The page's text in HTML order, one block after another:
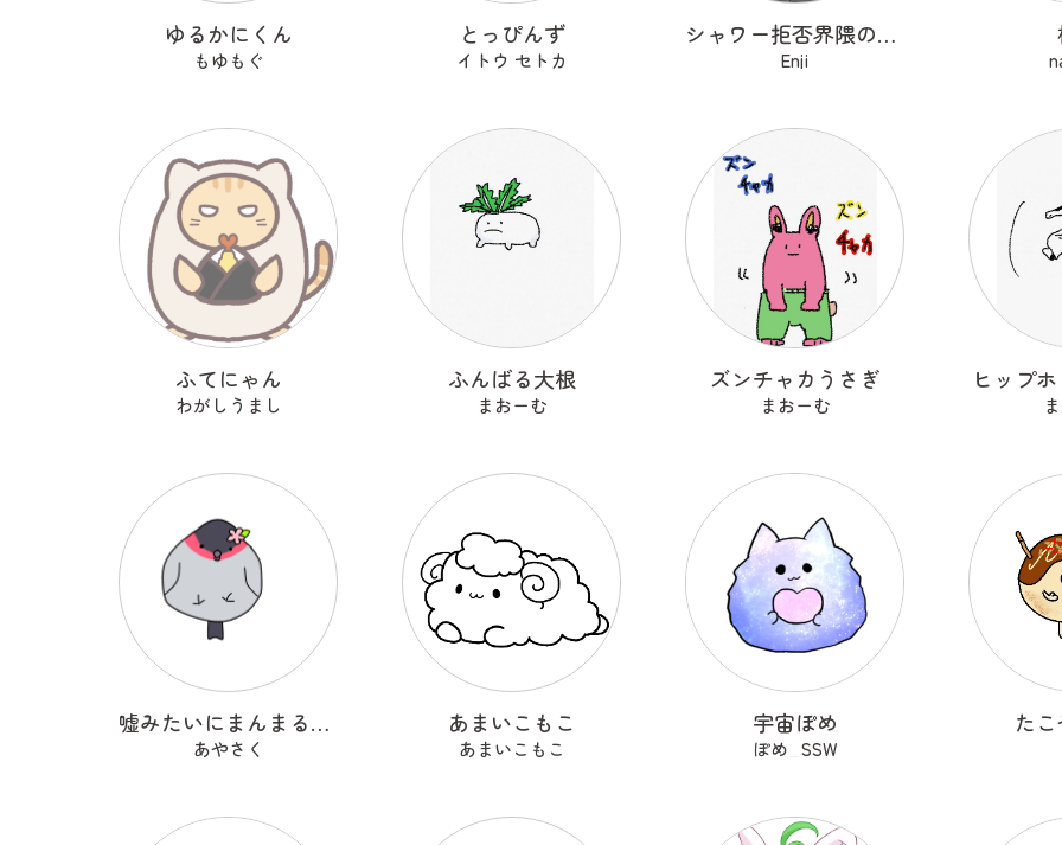
ゆるかにくん
もゆもぐ
とっぴんず
イトウ セトカ
シャワー拒否界隈の子猫 ノワ
Enji
ふてにゃん
わがしうまし
ふんばる大根
まおーむ
ズンチャカうさぎ
まおーむ
ヒップ
嘘みたいにまんまるなウソ
あやさく
あまいこもこ
あまいこもこ
宇宙ぽめ
ぽめ_SSW
た